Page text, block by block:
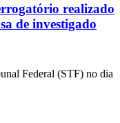
realizado
de investigado
Federal (STF) no dia